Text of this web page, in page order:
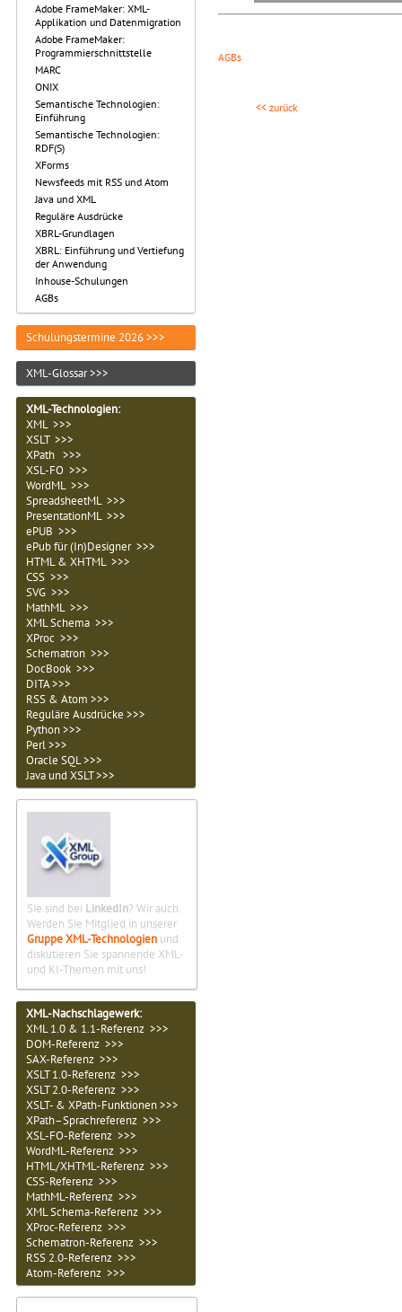
Adobe FrameMaker: XML-
Applikation und Datenmigration
Adobe FrameMaker:
Programmierschnittstelle
MARC
ONIX
Semantische Technologien:
Einführung
Semantische Technologien:
RDF(S)
XForms
Newsfeeds mit RSS und Atom
Java und XML
Reguläre Ausdrücke
XBRL-Grundlagen
XBRL: Einführung und Vertiefung
der Anwendung
Inhouse-Schulungen
AGBs
Schulungstermine 2026 >>>
XML-Glossar >>>
XML-Technologien:
XML >>>
XSLT >>>
XPath >>>
XSL-FO >>>
WordML >>>
SpreadsheetML >>>
PresentationML >>>
ePUB >>>
ePub für (In)Designer >>>
HTML & XHTML >>>
CSS >>>
SVG >>>
MathML >>>
XML Schema >>>
XProc >>>
Schematron >>>
DocBook >>>
DITA >>>
RSS & Atom >>>
Reguläre Ausdrücke >>>
Python >>>
Perl >>>
Oracle SQL >>>
Java und XSLT >>>
Sie sind bei LinkedIn? Wir auch.
Werden Sie Mitglied in unserer
Gruppe XML-Technologien und
diskutieren Sie spannende XML-
und KI-Themen mit uns!
XML-Nachschlagewerk:
XML 1.0 & 1.1-Referenz >>>
DOM-Referenz >>>
SAX-Referenz >>>
XSLT 1.0-Referenz >>>
XSLT 2.0-Referenz >>>
XSLT- & XPath-Funktionen >>>
XPath–Sprachreferenz >>>
XSL-FO-Referenz >>>
WordML-Referenz >>>
HTML/XHTML-Referenz >>>
CSS-Referenz >>>
MathML-Referenz >>>
XML Schema-Referenz >>>
XProc-Referenz >>>
Schematron-Referenz >>>
RSS 2.0-Referenz >>>
Atom-Referenz >>>
AGBs
<< zurück